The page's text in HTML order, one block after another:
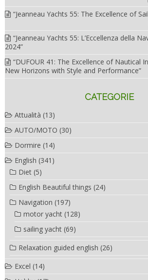
“Jeanneau Yachts 55: The Excellence of
“Jeanneau Yachts 55: L’Eccellenza della
2024”
“DUFOUR 41: The Excellence of Nautical
New Horizons with Style and Performance”
CATEGORIE
Attualità (13)
AUTO/MOTO (30)
Dormire (14)
English (341)
Diet (5)
English Beautiful things (24)
Navigation (197)
motor yacht (128)
sailing yacht (69)
Relaxation guided english (26)
Excel (14)